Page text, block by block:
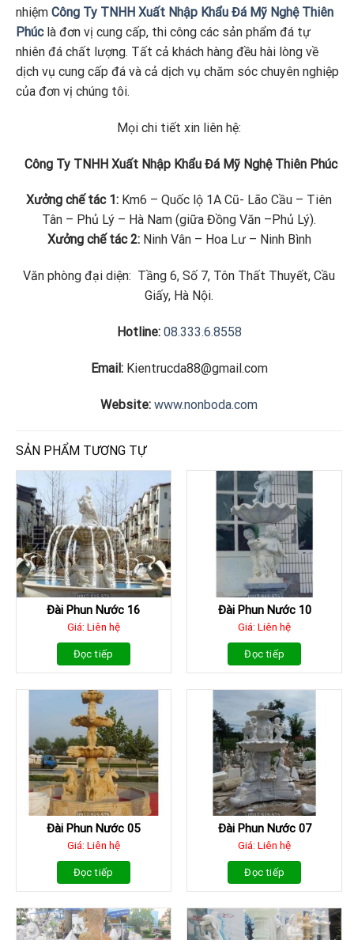
nhiệm Công Ty TNHH Xuất Nhập Khẩu Đá Mỹ Nghệ Thiên
Phúclà đơn vị cung cấp, thi công các sản phẩm đá tự
nhiên đá chất lượng. Tất cả khách hàng đều hài lòng về
dịch vụ cung cấp đá và cả dịch vụ chăm sóc chuyên nghiệp
của đơn vị chúng tôi.
Mọi chi tiết xin liên hệ:
Công Ty TNHH Xuất Nhập Khẩu Đá Mỹ Nghệ Thiên Phúc
Xưởng chế tác 1: Km6 – Quốc lộ 1A Cũ- Lão Cầu – Tiên
Tân – Phủ Lý – Hà Nam (giữa Đồng Văn –Phủ Lý).
Xưởng chế tác 2: Ninh Vân – Hoa Lư – Ninh Bình
Văn phòng đại diện: Tầng 6, Số 7, Tôn Thất Thuyết, Cầu
Giấy, Hà Nội.
Hotline: 08.333.6.8558
Email:Kientrucda88@gmail.com
Website: www.nonboda.com
SẢN PHẨM TƯƠNG TỰ
Đài Phun Nước 16
Giá: Liên hệ
Đọc tiếp
Đài Phun Nước 10
Giá: Liên hệ
Đọc tiếp
Đài Phun Nước 05
Giá: Liên hệ
Đọc tiếp
Đài Phun Nước 07
Giá: Liên hệ
Đọc tiếp